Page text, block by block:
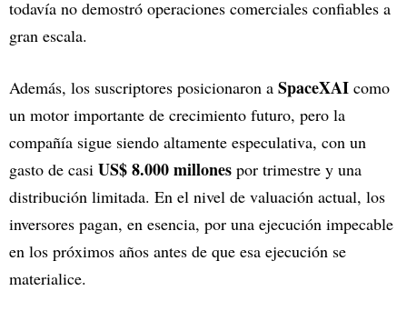
todavía no demostró operaciones comerciales confiables a
gran escala.
Además, los suscriptores posicionaron a SpaceXAI como
un motor importante de crecimiento futuro, pero la
compañía sigue siendo altamente especulativa, con un
gasto de casi US$ 8.000 millones por trimestre y una
distribución limitada. En el nivel de valuación actual, los
inversores pagan, en esencia, por una ejecución impecable
en los próximos años antes de que esa ejecución se
materialice.